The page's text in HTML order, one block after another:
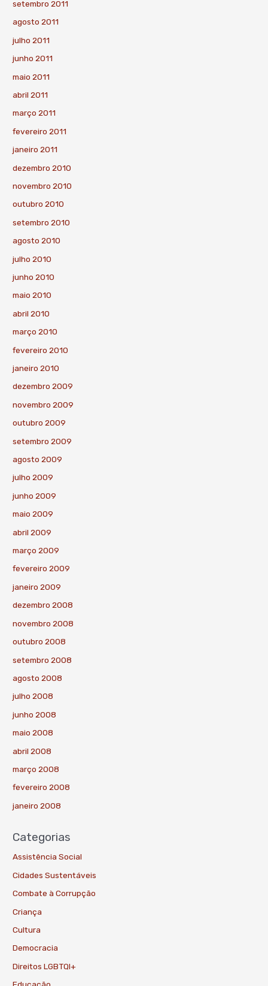
setembro 2011
agosto 2011
julho 2011
junho 2011
maio 2011
abril 2011
março 2011
fevereiro 2011
janeiro 2011
dezembro 2010
novembro 2010
outubro 2010
setembro 2010
agosto 2010
julho 2010
junho 2010
maio 2010
abril 2010
março 2010
fevereiro 2010
janeiro 2010
dezembro 2009
novembro 2009
outubro 2009
setembro 2009
agosto 2009
julho 2009
junho 2009
maio 2009
abril 2009
março 2009
fevereiro 2009
janeiro 2009
dezembro 2008
novembro 2008
outubro 2008
setembro 2008
agosto 2008
julho 2008
junho 2008
maio 2008
abril 2008
março 2008
fevereiro 2008
janeiro 2008
Categorias
Assistência Social
Cidades Sustentáveis
Combate à Corrupção
Criança
Cultura
Democracia
Direitos LGBTQI+